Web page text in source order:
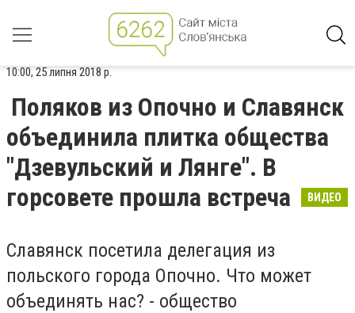
10:00, 25 липня 2018 р.
Поляков из Опочно и Славянск
объединила плитка общества
"Дзевульский и Лянге". В
горсовете прошла встреча
ВИДЕО
Славянск посетила делегация из
польского города Опочно. Что может
объединять нас? - общество